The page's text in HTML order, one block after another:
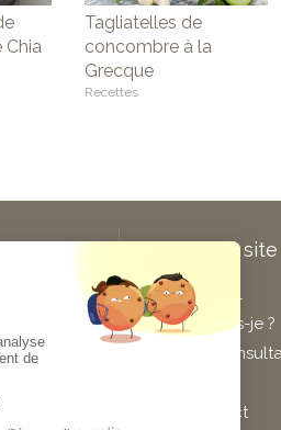
Chia
Tagliatelles de
concombre à la
Grecque
Recettes
à la
Plan du site
Accueil
Qui suis-je ?
Les
Contact